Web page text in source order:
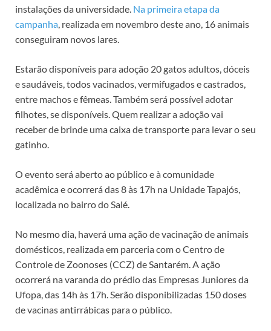
instalações da universidade. Na primeira etapa da
campanha, realizada em novembro deste ano, 16 animais
conseguiram novos lares.
Estarão disponíveis para adoção 20 gatos adultos, dóceis
e saudáveis, todos vacinados, vermifugados e castrados,
entre machos e fêmeas. Também será possível adotar
filhotes, se disponíveis. Quem realizar a adoção vai
receber de brinde uma caixa de transporte para levar o seu
gatinho.
O evento será aberto ao público e à comunidade
acadêmica e ocorrerá das 8 às 17h na Unidade Tapajós,
localizada no bairro do Salé.
No mesmo dia, haverá uma ação de vacinação de animais
domésticos, realizada em parceria com o Centro de
Controle de Zoonoses (CCZ) de Santarém. A ação
ocorrerá na varanda do prédio das Empresas Juniores da
Ufopa, das 14h às 17h. Serão disponibilizadas 150 doses
de vacinas antirrábicas para o público.